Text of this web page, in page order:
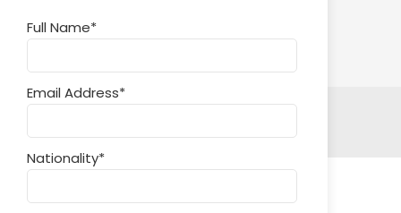
Full Name*
Email Address*
Nationality*